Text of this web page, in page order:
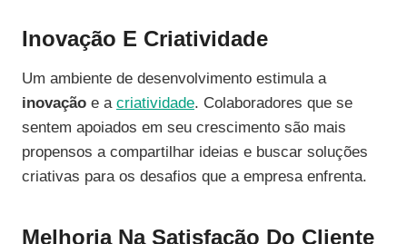
Inovação E Criatividade
Um ambiente de desenvolvimento estimula a
inovação e a criatividade. Colaboradores que se
sentem apoiados em seu crescimento são mais
propensos a compartilhar ideias e buscar soluções
criativas para os desafios que a empresa enfrenta.
Melhoria Na Satisfação Do Cliente